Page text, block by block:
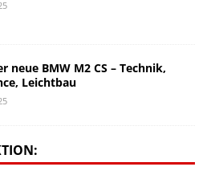
neue BMW M2 CS – Technik,
Leichtbau